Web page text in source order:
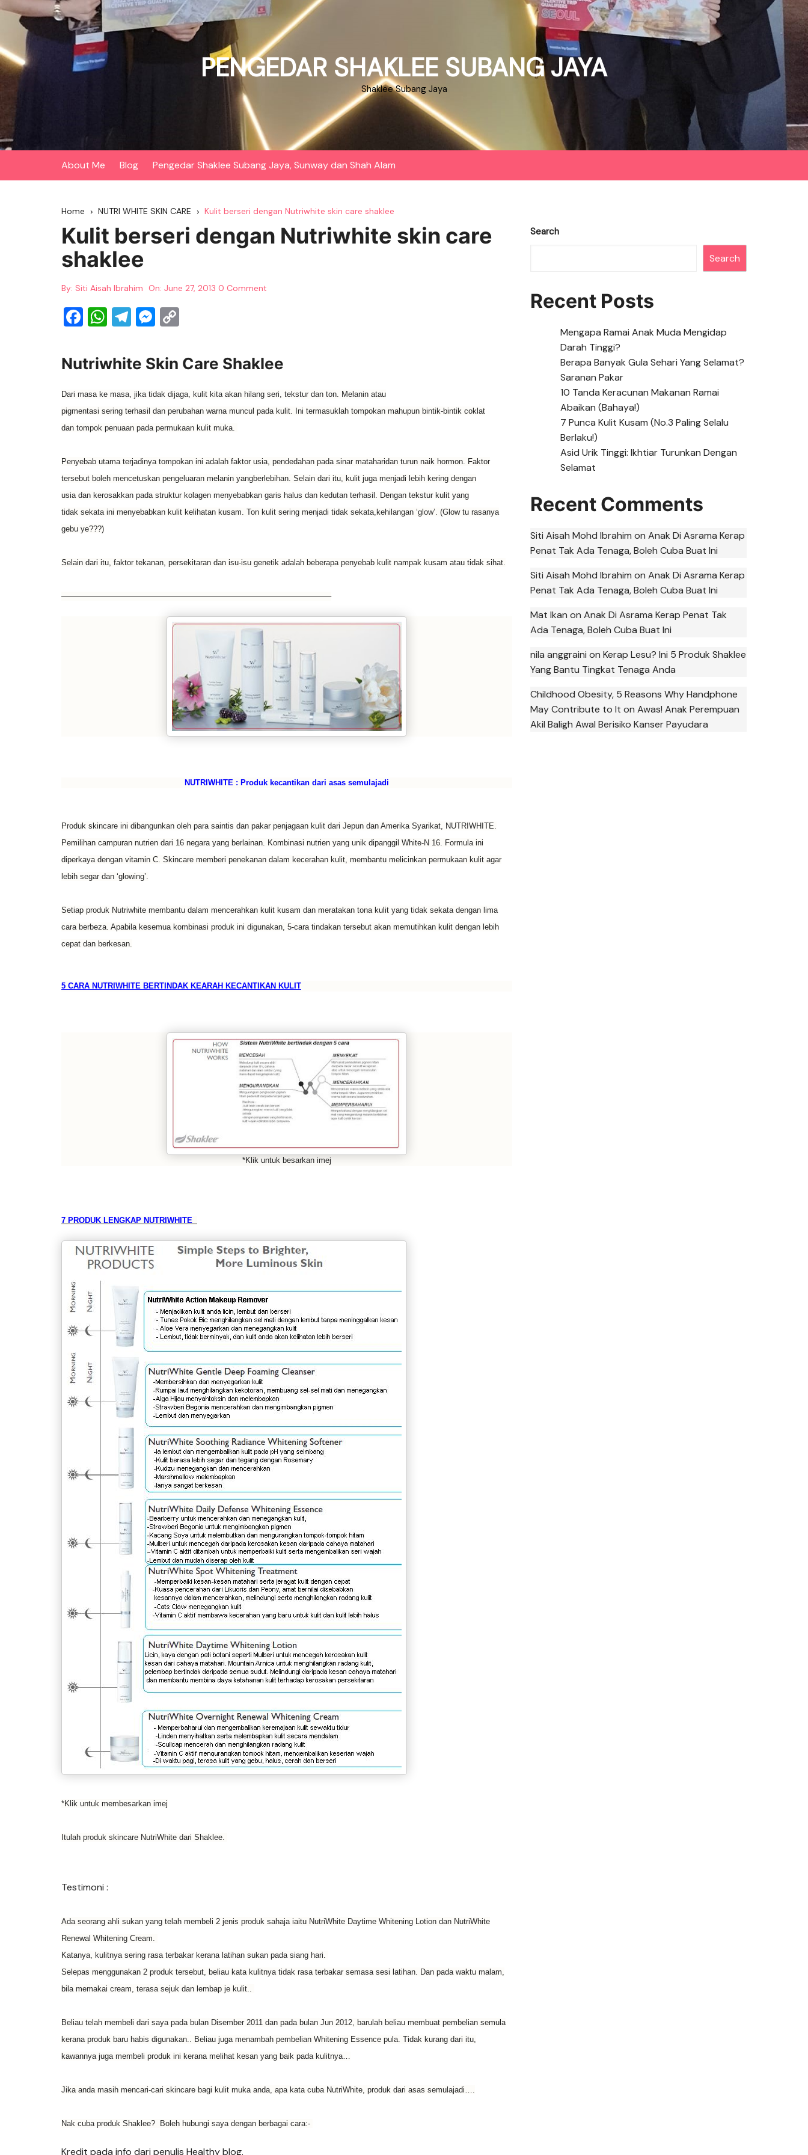
Skip
content
PENGEDAR SHAKLEE SUBANG JAYA
Shaklee Subang Jaya
About Me Blog Pengedar Shaklee Subang Jaya, Sunway dan Shah Alam
Home NUTRI WHITE SKIN CARE Kulit berseri dengan Nutriwhite skin care shaklee
Kulit berseri dengan Nutriwhite skin care
shaklee
By: Siti Aisah Ibrahim On: June 27, 2013 0 Comment
F
c
e
b
o
o
k
W
at
s
A
p
p
T
e
gr
a
m
M
ss
e
n
g
er
p
y
Li
n
k
Nutriwhite Skin Care Shaklee
Dari masa ke masa, jika tidak dijaga, kulit kita akan hilang seri, tekstur dan ton. Melanin atau
pigmentasi sering terhasil dan perubahan warna muncul pada kulit. Ini termasuklah tompokan mahupun bintik-bintik coklat
dan tompok penuaan pada permukaan kulit muka.
Penyebab utama terjadinya tompokan ini adalah faktor usia, pendedahan pada sinar mataharidan turun naik hormon. Faktor
tersebut boleh mencetuskan pengeluaran melanin yangberlebihan. Selain dari itu, kulit juga menjadi lebih kering dengan
usiadan kerosakkan pada struktur kolagen menyebabkan garis halus dan kedutan terhasil . Dengan tekstur kulit yang
tidak sekata ini menyebabkan kulit kelihatan kusam. Ton kulit sering menjadi tidak sekata, kehilangan ‘glow’. (Glow tu rasanya
gebu ye???)
Selain dari itu, faktor tekanan, persekitaran dan isu-isu genetik adalah beberapa penyebab kulit nampak kusam atau tidak sihat.
——————————————————————————————————–
NUTRIWHITE : Produk kecantikan dari asas semulajadi
Produk skincare ini dibangunkan oleh para saintis dan pakar penjagaan kulit dari Jepun dan Amerika Syarikat, NUTRIWHITE.
Pemilihan campuran nutrien dari 16 negara yang berlainan. Kombinasi nutrien yang unik dipanggil White-N 16. Formula ini
diperkaya dengan vitamin C. Skincare memberi penekanan dalam kecerahan kulit, membantu melicinkan permukaan kulit agar
lebih segar dan ‘glowing’.
Setiap produk Nutriwhite membantu dalam mencerahkan kulit kusam dan meratakan tona kulit yang tidak sekata dengan lima
cara berbeza. Apabila kesemua kombinasi produk ini digunakan, 5-cara tindakan tersebut akan memutihkan kulit dengan lebih
cepat dan berkesan.
5 CARA NUTRIWHITE BERTINDAK KEARAH KECANTIKAN KULIT
*Klik untuk besarkan imej
7 PRODUK LENGKAP NUTRIWHITE
*Klik untuk membesarkan imej
Itulah produk skincare NutriWhite dari Shaklee.
Testimoni :
Ada seorang ahli sukan yang telah membeli 2 jenis produk sahaja iaitu NutriWhite Daytime Whitening Lotion dan NutriWhite
Renewal Whitening Cream.
Katanya, kulitnya sering rasa terbakar kerana latihan sukan pada siang hari.
Selepas menggunakan 2 produk tersebut, beliau kata kulitnya tidak rasa terbakar semasa sesi latihan. Dan pada waktu malam,
bila memakai cream, terasa sejuk dan lembap je kulit..
Beliau telah membeli dari saya pada bulan Disember 2011 dan pada bulan Jun 2012, barulah beliau membuat pembelian semula
kerana produk baru habis digunakan.. Beliau juga menambah pembelian Whitening Essence pula. Tidak kurang dari itu,
kawannya juga membeli produk ini kerana melihat kesan yang baik pada kulitnya…
Jika anda masih mencari-cari skincare bagi kulit muka anda, apa kata cuba NutriWhite, produk dari asas semulajadi….
Nak cuba produk Shaklee? Boleh hubungi saya dengan berbagai cara:-
Kredit pada info dari penulis Healthy blog.
Search
Search
Recent Posts
Mengapa Ramai Anak Muda Mengidap
Darah Tinggi?
Berapa Banyak Gula Sehari Yang Selamat?
Saranan Pakar
10 Tanda Keracunan Makanan Ramai
Abaikan (Bahaya!)
7 Punca Kulit Kusam (No.3 Paling Selalu
Berlaku!)
Asid Urik Tinggi: Ikhtiar Turunkan Dengan
Selamat
Recent Comments
Siti Aisah Mohd Ibrahim on Anak Di Asrama Kerap
Penat Tak Ada Tenaga, Boleh Cuba Buat Ini
Siti Aisah Mohd Ibrahim on Anak Di Asrama Kerap
Penat Tak Ada Tenaga, Boleh Cuba Buat Ini
Mat Ikan on Anak Di Asrama Kerap Penat Tak
Ada Tenaga, Boleh Cuba Buat Ini
nila anggraini on Kerap Lesu? Ini 5 Produk Shaklee
Yang Bantu Tingkat Tenaga Anda
Childhood Obesity, 5 Reasons Why Handphone
May Contribute to It on Awas! Anak Perempuan
Akil Baligh Awal Berisiko Kanser Payudara